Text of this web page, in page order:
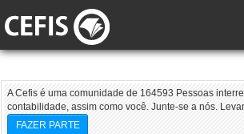
A Cefis é uma comunidade de 164593 Pessoas
contabilidade, assim como você. Junte-se a nós.
FAZER PARTE